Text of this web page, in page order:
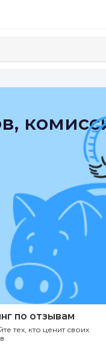
по отзывам
тех, кто ценит своих